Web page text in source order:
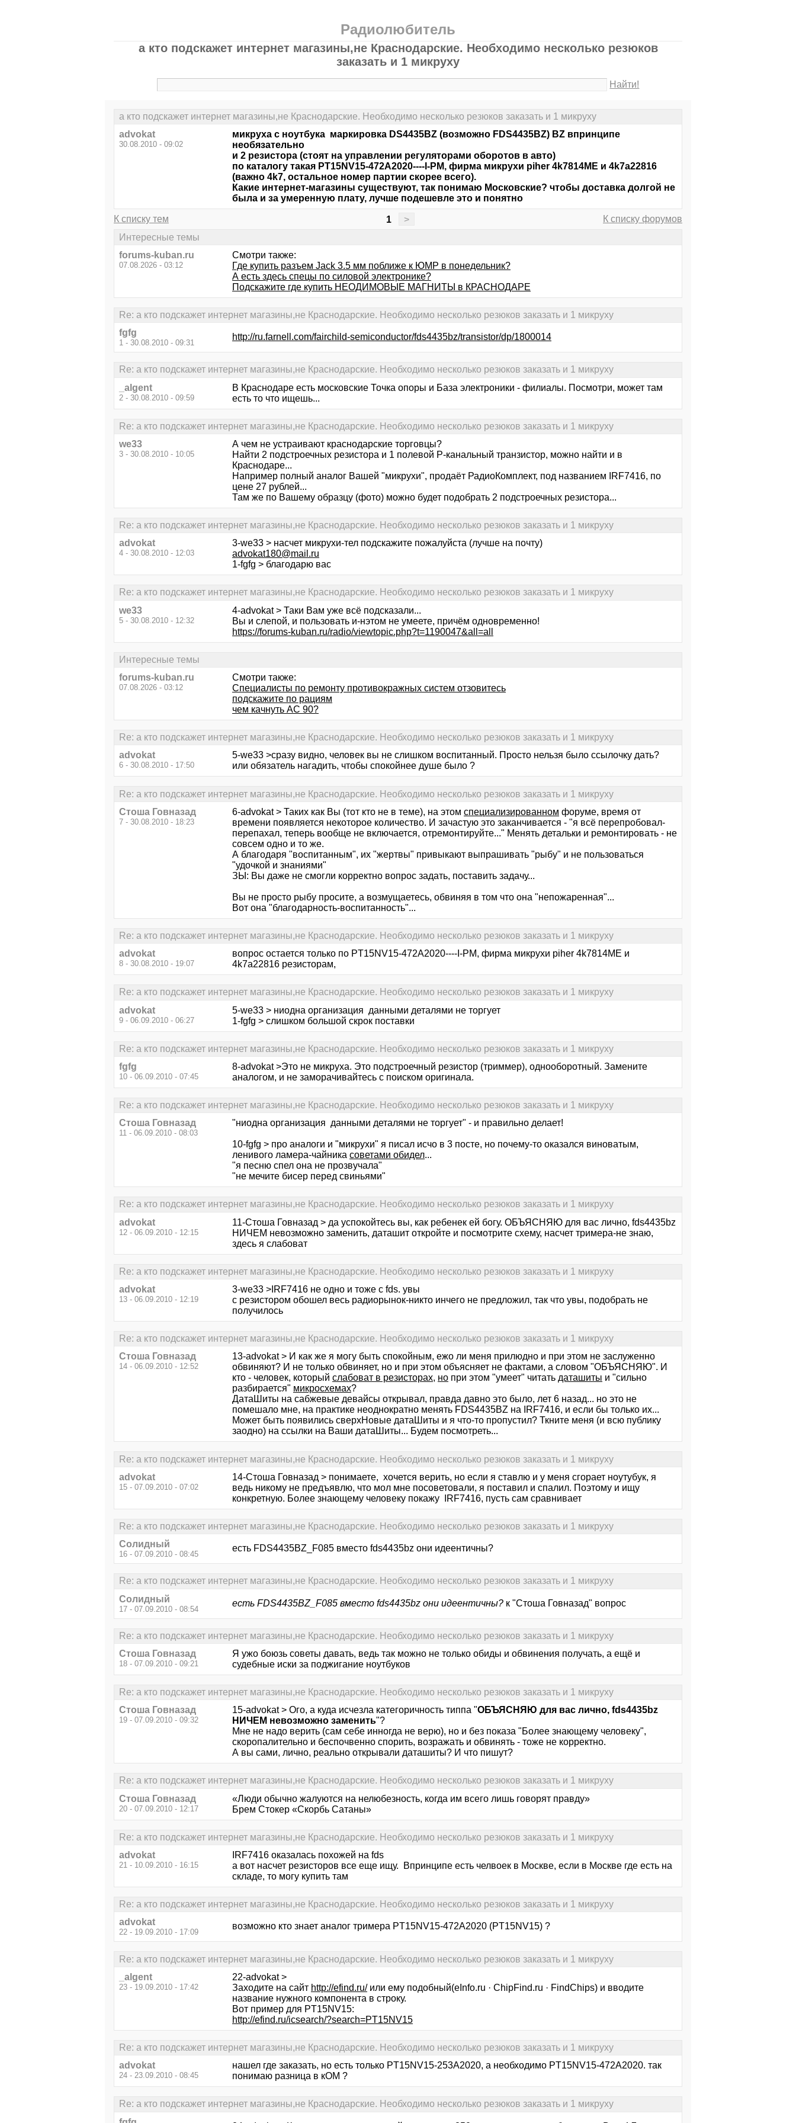
Радиолюбитель
а кто подскажет интернет магазины,не Краснодарские. Необходимо несколько резюков
заказать и 1 микруху
Найти!
а кто подскажет интернет магазины,не Краснодарские. Необходимо несколько резюков заказать и 1 микруху
advokat
30.08.2010 - 09:02
микруха с ноутбука маркировка DS4435BZ (возможно FDS4435BZ) BZ впринципе
необязательно
и 2 резистора (стоят на управлении регуляторами оборотов в авто)
по каталогу такая PT15NV15-472A2020----I-PM, фирма микрухи piher 4k7814ME и 4k7a22816
(важно 4k7, остальное номер партии скорее всего).
Какие интернет-магазины существуют, так понимаю Московские? чтобы доставка долгой не
была и за умеренную плату, лучше подешевле это и понятно
К списку тем 1 >
К списку форумов
Интересные темы
forums-kuban.ru
07.08.2026 - 03:12
Смотри также:
Где купить разъем Jack 3.5 мм поближе к ЮМР в понедельник?
А есть здесь спецы по силовой электронике?
Подскажите где купить НЕОДИМОВЫЕ МАГНИТЫ в КРАСНОДАРЕ
Re: а кто подскажет интернет магазины,не Краснодарские. Необходимо несколько резюков заказать и 1 микруху
fgfg
1 - 30.08.2010 - 09:31
http://ru.farnell.com/fairchild-semiconductor/fds4435bz/transistor/dp/1800014
Re: а кто подскажет интернет магазины,не Краснодарские. Необходимо несколько резюков заказать и 1 микруху
_algent
2 - 30.08.2010 - 09:59
В Краснодаре есть московские Точка опоры и База электроники - филиалы. Посмотри, может там
есть то что ищешь...
Re: а кто подскажет интернет магазины,не Краснодарские. Необходимо несколько резюков заказать и 1 микруху
we33
3 - 30.08.2010 - 10:05
А чем не устраивают краснодарские торговцы?
Найти 2 подстроечных резистора и 1 полевой Р-канальный транзистор, можно найти и в
Краснодаре...
Например полный аналог Вашей "микрухи", продаёт РадиоКомплект, под названием IRF7416, по
цене 27 рублей...
Там же по Вашему образцу (фото) можно будет подобрать 2 подстроечных резистора...
Re: а кто подскажет интернет магазины,не Краснодарские. Необходимо несколько резюков заказать и 1 микруху
advokat
4 - 30.08.2010 - 12:03
3-we33 > насчет микрухи-тел подскажите пожалуйста (лучше на почту)
advokat180@mail.ru
1-fgfg > благодарю вас
Re: а кто подскажет интернет магазины,не Краснодарские. Необходимо несколько резюков заказать и 1 микруху
we33
5 - 30.08.2010 - 12:32
4-advokat > Таки Вам уже всё подсказали...
Вы и слепой, и пользовать и-нэтом не умеете, причём одновременно!
https://forums-kuban.ru/radio/viewtopic.php?t=1190047&all=all
Интересные темы
forums-kuban.ru
07.08.2026 - 03:12
Смотри также:
Специалисты по ремонту противокражных систем отзовитесь
подскажите по рациям
чем качнуть АС 90?
Re: а кто подскажет интернет магазины,не Краснодарские. Необходимо несколько резюков заказать и 1 микруху
advokat
6 - 30.08.2010 - 17:50
5-we33 >сразу видно, человек вы не слишком воспитанный. Просто нельзя было ссылочку дать?
или обязатель нагадить, чтобы спокойнее душе было ?
Re: а кто подскажет интернет магазины,не Краснодарские. Необходимо несколько резюков заказать и 1 микруху
Стоша Говназад
7 - 30.08.2010 - 18:23
6-advokat > Таких как Вы (тот кто не в теме), на этом специализированном форуме, время от
времени появляется некоторое количество. И зачастую это заканчивается - "я всё перепробовал-
перепахал, теперь вообще не включается, отремонтируйте..." Менять детальки и ремонтировать - не
совсем одно и то же.
А благодаря "воспитанным", их "жертвы" привыкают выпрашивать "рыбу" и не пользоваться
"удочкой и знаниями"
ЗЫ: Вы даже не смогли корректно вопрос задать, поставить задачу...
Вы не просто рыбу просите, а возмущаетесь, обвиняя в том что она "непожаренная"...
Вот она "благодарность-воспитанность"...
Re: а кто подскажет интернет магазины,не Краснодарские. Необходимо несколько резюков заказать и 1 микруху
advokat
8 - 30.08.2010 - 19:07
вопрос остается только по PT15NV15-472A2020----I-PM, фирма микрухи piher 4k7814ME и
4k7a22816 резисторам,
Re: а кто подскажет интернет магазины,не Краснодарские. Необходимо несколько резюков заказать и 1 микруху
advokat
9 - 06.09.2010 - 06:27
5-we33 > ниодна организация данными деталями не торгует
1-fgfg > слишком большой скрок поставки
Re: а кто подскажет интернет магазины,не Краснодарские. Необходимо несколько резюков заказать и 1 микруху
fgfg
10 - 06.09.2010 - 07:45
8-advokat >Это не микруха. Это подстроечный резистор (триммер), однооборотный. Замените
аналогом, и не заморачивайтесь с поиском оригинала.
Re: а кто подскажет интернет магазины,не Краснодарские. Необходимо несколько резюков заказать и 1 микруху
Стоша Говназад
11 - 06.09.2010 - 08:03
"ниодна организация данными деталями не торгует" - и правильно делает!
10-fgfg > про аналоги и "микрухи" я писал исчо в 3 посте, но почему-то оказался виноватым,
ленивого ламера-чайника советами обидел...
"я песню спел она не прозвучала"
"не мечите бисер перед свиньями"
Re: а кто подскажет интернет магазины,не Краснодарские. Необходимо несколько резюков заказать и 1 микруху
advokat
12 - 06.09.2010 - 12:15
11-Стоша Говназад > да успокойтесь вы, как ребенек ей богу. ОБЪЯСНЯЮ для вас лично, fds4435bz
НИЧЕМ невозможно заменить, даташит откройте и посмотрите схему, насчет тримера-не знаю,
здесь я слабоват
Re: а кто подскажет интернет магазины,не Краснодарские. Необходимо несколько резюков заказать и 1 микруху
advokat
13 - 06.09.2010 - 12:19
3-we33 >IRF7416 не одно и тоже с fds. увы
с резистором обошел весь радиорынок-никто инчего не предложил, так что увы, подобрать не
получилось
Re: а кто подскажет интернет магазины,не Краснодарские. Необходимо несколько резюков заказать и 1 микруху
Стоша Говназад
14 - 06.09.2010 - 12:52
13-advokat > И как же я могу быть спокойным, ежо ли меня прилюдно и при этом не заслуженно
обвиняют? И не только обвиняет, но и при этом объясняет не фактами, а словом "ОБЪЯСНЯЮ". И
кто - человек, который слабоват в резисторах, но при этом "умеет" читать даташиты и "сильно
разбирается" микросхемах?
ДатаШиты на сабжевые девайсы открывал, правда давно это было, лет 6 назад... но это не
помешало мне, на практике неоднократно менять FDS4435BZ на IRF7416, и если бы только их...
Может быть появились сверхНовые датаШиты и я что-то пропустил? Ткните меня (и всю публику
заодно) на ссылки на Ваши датаШиты... Будем посмотреть...
Re: а кто подскажет интернет магазины,не Краснодарские. Необходимо несколько резюков заказать и 1 микруху
advokat
15 - 07.09.2010 - 07:02
14-Стоша Говназад > понимаете, хочется верить, но если я ставлю и у меня сгорает ноутубук, я
ведь никому не предъявлю, что мол мне посоветовали, я поставил и спалил. Поэтому и ищу
конкретную. Более знающему человеку покажу IRF7416, пусть сам сравнивает
Re: а кто подскажет интернет магазины,не Краснодарские. Необходимо несколько резюков заказать и 1 микруху
Солидный
16 - 07.09.2010 - 08:45
есть FDS4435BZ_F085 вместо fds4435bz они идеентичны?
Re: а кто подскажет интернет магазины,не Краснодарские. Необходимо несколько резюков заказать и 1 микруху
Солидный
17 - 07.09.2010 - 08:54
есть FDS4435BZ_F085 вместо fds4435bz они идеентичны? к "Стоша Говназад" вопрос
Re: а кто подскажет интернет магазины,не Краснодарские. Необходимо несколько резюков заказать и 1 микруху
Стоша Говназад
18 - 07.09.2010 - 09:21
Я ужо боюзь советы давать, ведь так можно не только обиды и обвинения получать, а ещё и
судебные иски за поджигание ноутбуков
Re: а кто подскажет интернет магазины,не Краснодарские. Необходимо несколько резюков заказать и 1 микруху
Стоша Говназад
19 - 07.09.2010 - 09:32
15-advokat > Ого, а куда исчезла категоричность типпа "ОБЪЯСНЯЮ для вас лично, fds4435bz
НИЧЕМ невозможно заменить"?
Мне не надо верить (сам себе инногда не верю), но и без показа "Более знающему человеку",
скоропалительно и беспочвенно спорить, возражать и обвинять - тоже не корректно.
А вы сами, лично, реально открывали даташиты? И что пишут?
Re: а кто подскажет интернет магазины,не Краснодарские. Необходимо несколько резюков заказать и 1 микруху
Стоша Говназад
20 - 07.09.2010 - 12:17
«Люди обычно жалуются на нелюбезность, когда им всего лишь говорят правду»
Брем Стокер «Скорбь Сатаны»
Re: а кто подскажет интернет магазины,не Краснодарские. Необходимо несколько резюков заказать и 1 микруху
advokat
21 - 10.09.2010 - 16:15
IRF7416 оказалась похожей на fds
а вот насчет резисторов все еще ищу. Впринципе есть челвоек в Москве, если в Москве где есть на
складе, то могу купить там
Re: а кто подскажет интернет магазины,не Краснодарские. Необходимо несколько резюков заказать и 1 микруху
advokat
22 - 19.09.2010 - 17:09
возможно кто знает аналог тримера PT15NV15-472A2020 (PT15NV15) ?
Re: а кто подскажет интернет магазины,не Краснодарские. Необходимо несколько резюков заказать и 1 микруху
_algent
23 - 19.09.2010 - 17:42
22-advokat >
Заходите на сайт http://efind.ru/или ему подобный(eInfo.ru · ChipFind.ru · FindChips) и вводите
название нужного компонента в строку.
Вот пример для PT15NV15:
http://efind.ru/icsearch/?search=PT15NV15
Re: а кто подскажет интернет магазины,не Краснодарские. Необходимо несколько резюков заказать и 1 микруху
advokat
24 - 23.09.2010 - 08:45
нашел где заказать, но есть только PT15NV15-253A2020, а необходимо PT15NV15-472A2020. так
понимаю разница в кОМ ?
Re: а кто подскажет интернет магазины,не Краснодарские. Необходимо несколько резюков заказать и 1 микруху